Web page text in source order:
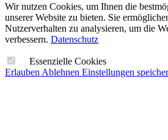
Wir nutzen Cookies, um Ihnen die
unserer Website zu bieten. Sie
Nutzerverhalten zu analysieren, um die
verbessern. Datenschutz
Essenzielle Cookies
Erlauben Ablehnen Einstellungen